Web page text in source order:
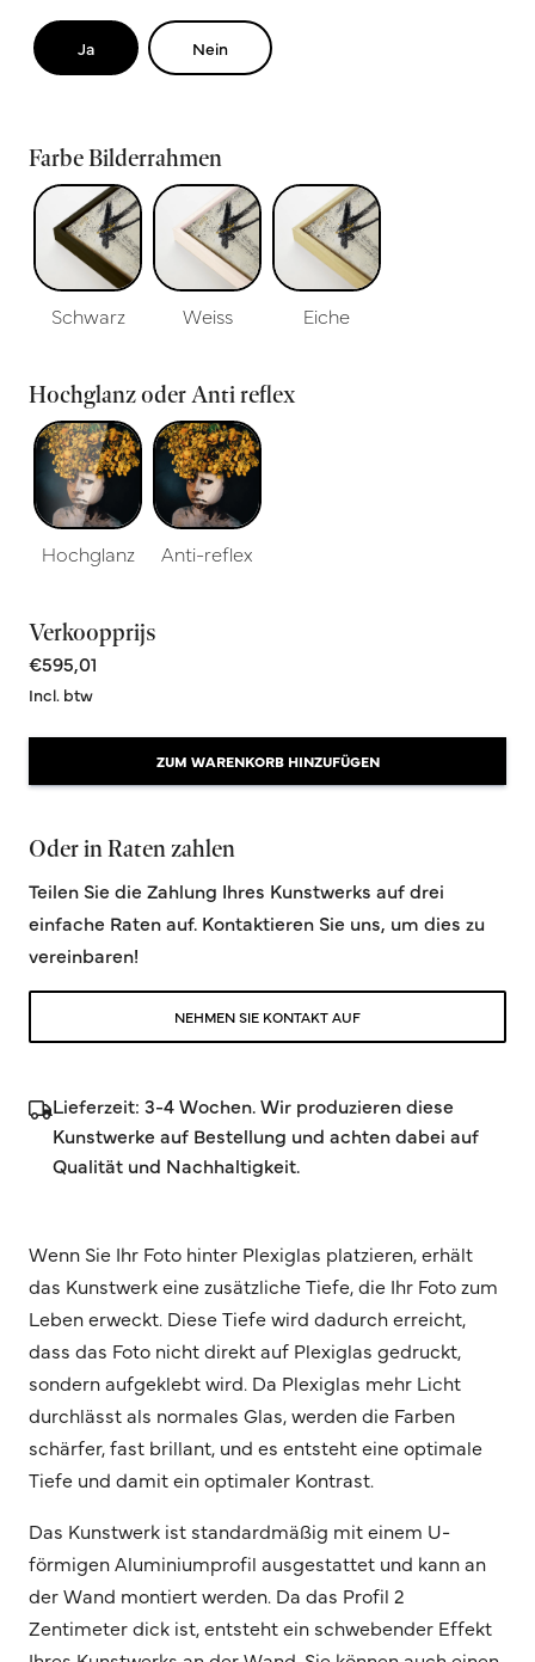
Ja Nein
Farbe Bilderrahmen
Schwarz Weiss Eiche
Hochglanz oder Anti reflex
Hochglanz Anti-reflex
Verkoopprijs
€595,01
Incl. btw
ZUM WARENKORB HINZUFÜGEN
Oder in Raten zahlen
Teilen Sie die Zahlung Ihres Kunstwerks auf drei
einfache Raten auf. Kontaktieren Sie uns, um dies zu
vereinbaren!
NEHMEN SIE KONTAKT AUF
Lieferzeit: 3-4 Wochen. Wir produzieren diese
Kunstwerke auf Bestellung und achten dabei auf
Qualität und Nachhaltigkeit.
Wenn Sie Ihr Foto hinter Plexiglas platzieren, erhält
das Kunstwerk eine zusätzliche Tiefe, die Ihr Foto zum
Leben erweckt. Diese Tiefe wird dadurch erreicht,
dass das Foto nicht direkt auf Plexiglas gedruckt,
sondern aufgeklebt wird. Da Plexiglas mehr Licht
durchlässt als normales Glas, werden die Farben
schärfer, fast brillant, und es entsteht eine optimale
Tiefe und damit ein optimaler Kontrast.
Das Kunstwerk ist standardmäßig mit einem U-
förmigen Aluminiumprofil ausgestattet und kann an
der Wand montiert werden. Da das Profil 2
Zentimeter dick ist, entsteht ein schwebender Effekt